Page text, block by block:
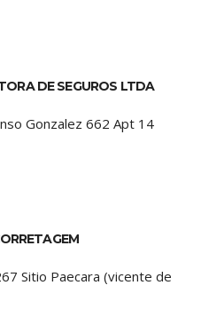
DE SEGUROS LTDA
Gonzalez 662 Apt 14
Sitio Paecara (vicente de